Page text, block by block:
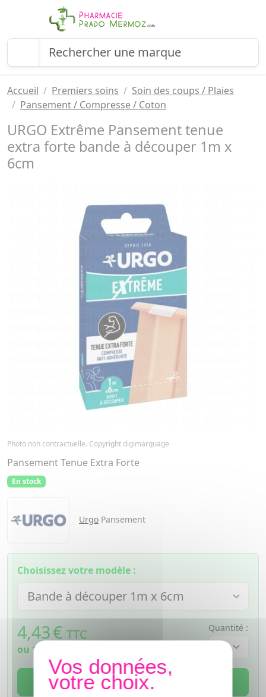
Accueil Premiers soins
Soin des coups / Plaies
Pansement / Compresse / Coton
URGO Extrême Pansement tenue
extra forte bande à découper 1m x
6cm
Photo non contractuelle. Copyright digimarquage
Pansement Tenue Extra Forte
En stock
Urgo Pansement
Choisissez votre modèle :
4,43€ TTC
ou 1,11€
Quantité :
AJOUTER AU PANIER